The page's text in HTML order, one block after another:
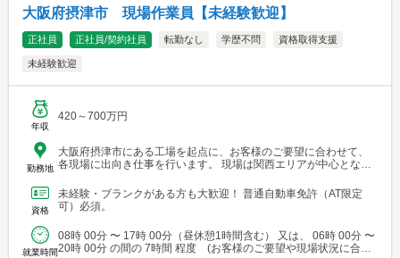
大阪府摂津市 現場作業員【未経験歓迎】
正社員 正社員/契約社員 転勤なし 学歴不問 資格取得支援
未経験歓迎
年収
420～700万円
勤務地
大阪府摂津市にある工場を起点に、お客様のご要望に合わせて、
各現場に出向き仕事を行います。 現場は関西エリアが中心となり
張時の滞在先はビジネスホテルです。１人に１部屋が割り当てら
れ、プライベートが確保されるよう配慮しています！
資格
未経験・ブランクがある方も大歓迎！ 普通自動車免許（AT限定
可）必須。
就業時間
08時 00分 〜 17時 00分（昼休憩1時間含む） 又は、 06時 00分 〜
20時 00分 の間の 7時間 程度 (お客様のご要望や現場状況に合わ